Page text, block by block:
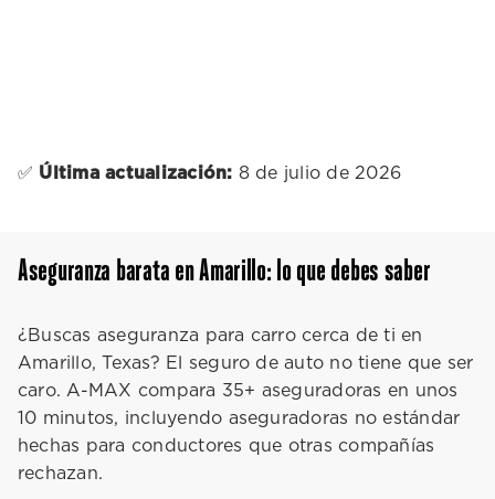
✅ Última actualización: 8 de julio de 2026
Aseguranza barata en Amarillo: lo que debes saber
¿Buscas aseguranza para carro cerca de ti en
Amarillo, Texas? El seguro de auto no tiene que ser
caro. A-MAX compara 35+ aseguradoras en unos
10 minutos, incluyendo aseguradoras no estándar
hechas para conductores que otras compañías
rechazan.